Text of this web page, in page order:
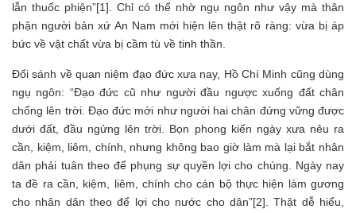
lẫn thuốc phiện”[1]. Chỉ có thể nhờ ngụ ngôn như vậy mà thân
phận người bản xứ An Nam mới hiện lên thật rõ ràng: vừa bị áp
bức về vật chất vừa bị cầm tù về tinh thần.
Đối sánh về quan niệm đạo đức xưa nay, Hồ Chí Minh cũng dùng
ngụ ngôn: “Đạo đức cũ như người đầu ngược xuống đất chân
chổng lên trời. Đạo đức mới như người hai chân đứng vững được
dưới đất, đầu ngửng lên trời. Bọn phong kiến ngày xưa nêu ra
cần, kiệm, liêm, chính, nhưng không bao giờ làm mà lại bắt nhân
dân phải tuân theo để phụng sự quyền lợi cho chúng. Ngày nay
ta đề ra cần, kiệm, liêm, chính cho cán bộ thực hiện làm gương
cho nhân dân theo để lợi cho nước cho dân”[2]. Thật dễ hiểu,